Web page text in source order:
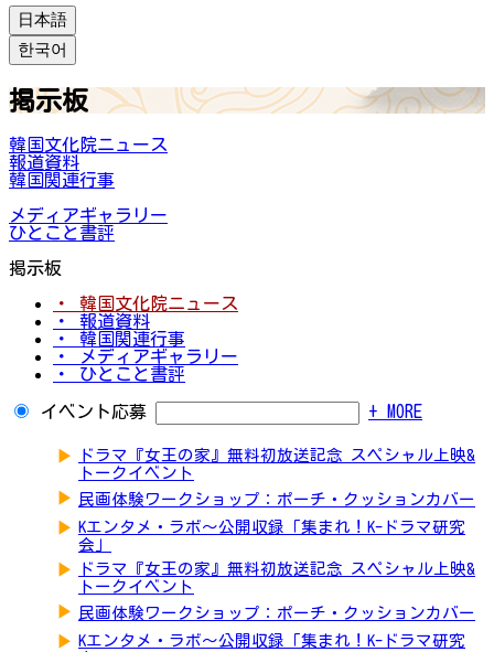
日本語
한국어
掲示板
韓国文化院ニュース
報道資料
韓国関連行事
メディアギャラリー
ひとこと書評
掲示板
・ 韓国文化院ニュース
・ 報道資料
・ 韓国関連行事
・ メディアギャラリー
・ ひとこと書評
イベント応募 + MORE
▶
ドラマ『女王の家』無料初放送記念 スペシャル上映&
トークイベント
▶ 民画体験ワークショップ：ポーチ・クッションカバー
▶ Kエンタメ・ラボ～公開収録「集まれ！K-ドラマ研究
会」
▶
ドラマ『女王の家』無料初放送記念 スペシャル上映&
トークイベント
▶ 民画体験ワークショップ：ポーチ・クッションカバー
▶ Kエンタメ・ラボ～公開収録「集まれ！K-ドラマ研究